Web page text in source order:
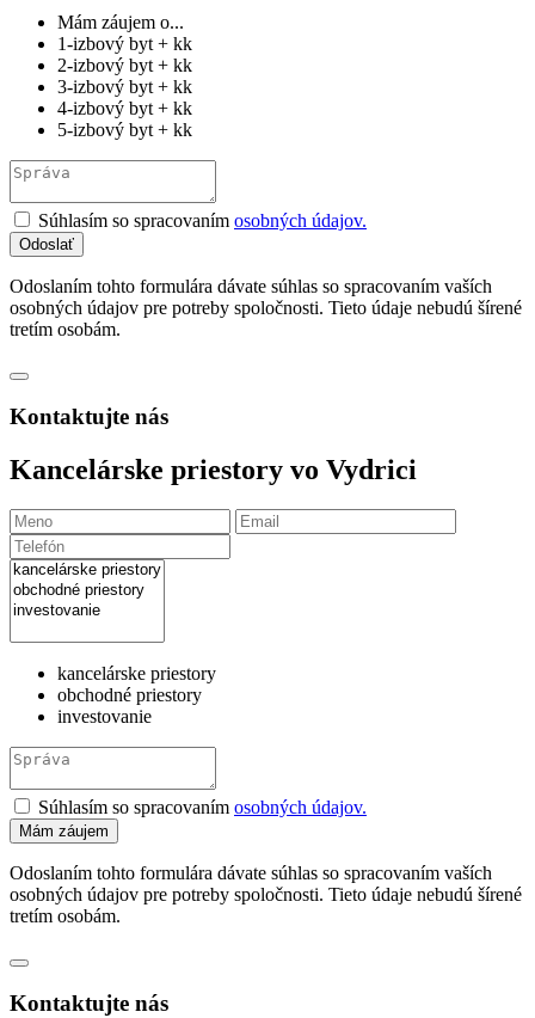
Mám záujem o...
1-izbový byt + kk
2-izbový byt + kk
3-izbový byt + kk
4-izbový byt + kk
5-izbový byt + kk
Súhlasím so spracovaním osobných údajov.
Odoslaním tohto formulára dávate súhlas so spracovaním vaších
osobných údajov pre potreby spoločnosti. Tieto údaje nebudú šírené
tretím osobám.
Kontaktujte nás
Kancelárske priestory vo Vydrici
kancelárske priestory
obchodné priestory
investovanie
Súhlasím so spracovaním osobných údajov.
Odoslaním tohto formulára dávate súhlas so spracovaním vaších
osobných údajov pre potreby spoločnosti. Tieto údaje nebudú šírené
tretím osobám.
Kontaktujte nás